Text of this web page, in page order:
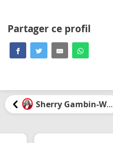
Partager ce profil
Sherry Gambin-Walsh